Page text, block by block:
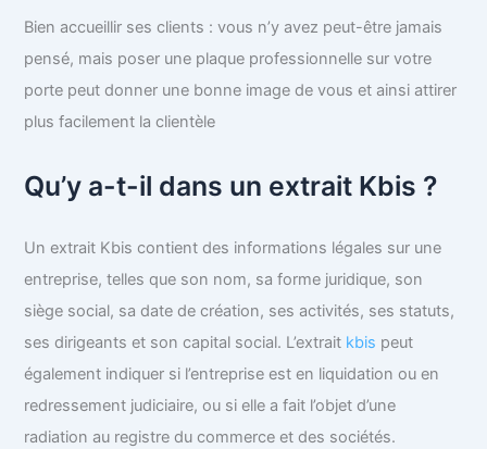
Bien accueillir ses clients : vous n’y avez peut-être jamais
pensé, mais poser une plaque professionnelle sur votre
porte peut donner une bonne image de vous et ainsi attirer
plus facilement la clientèle
Qu’y a-t-il dans un extrait Kbis ?
Un extrait Kbis contient des informations légales sur une
entreprise, telles que son nom, sa forme juridique, son
siège social, sa date de création, ses activités, ses statuts,
ses dirigeants et son capital social. L’extrait kbis peut
également indiquer si l’entreprise est en liquidation ou en
redressement judiciaire, ou si elle a fait l’objet d’une
radiation au registre du commerce et des sociétés.